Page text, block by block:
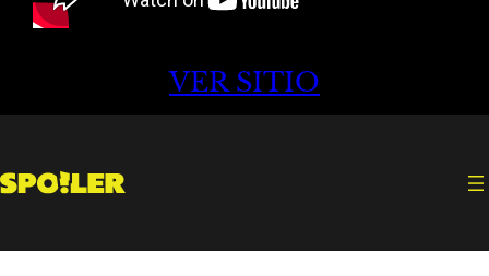
VER SITIO